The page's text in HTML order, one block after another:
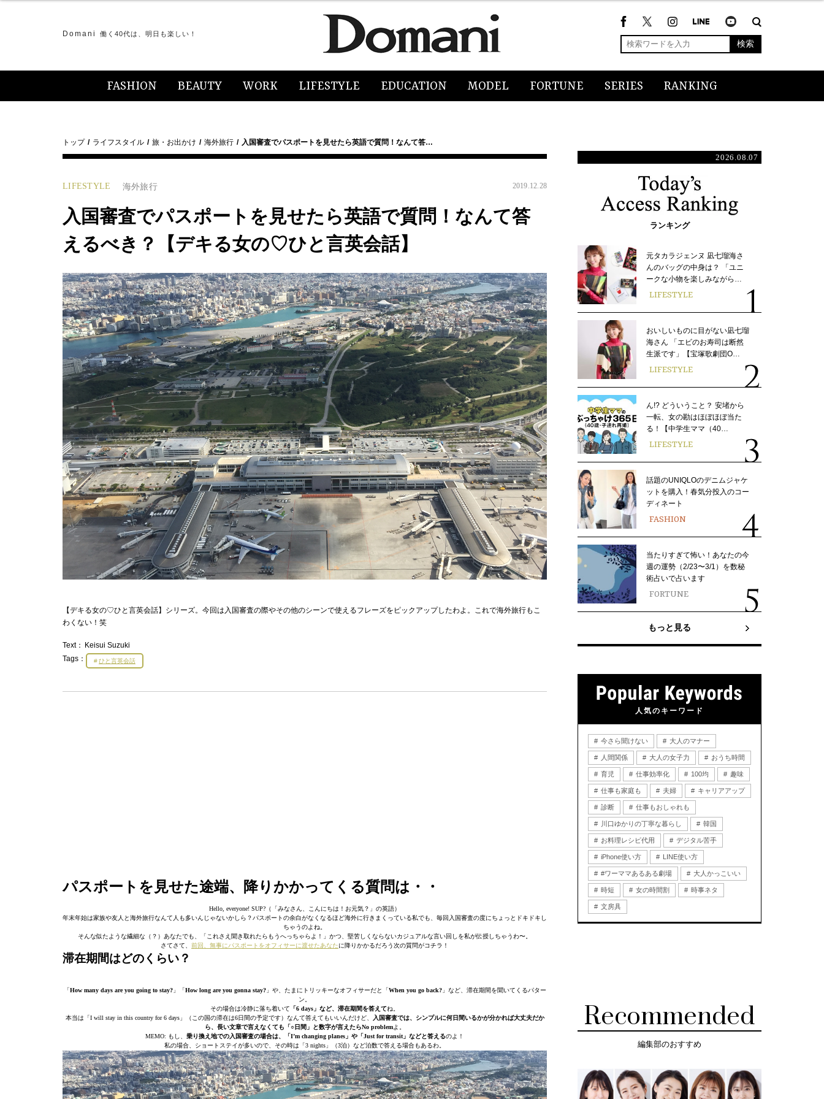
Domani 働く40代は、明日も楽しい！
検索
FASHION BEAUTY WORK LIFESTYLE EDUCATION MODEL FORTUNE SERIES RANKING
トップ ライフスタイル 旅・お出かけ 海外旅行 入国審査でパスポートを見せたら英語で質問！なんて答…
LIFESTYLE 海外旅行 2019.12.28
入国審査でパスポートを見せたら英語で質問！なんて答
えるべき？【デキる女の♡ひと言英会話】
【デキる女の♡ひと言英会話】シリーズ。今回は入国審査の際やその他のシーンで使えるフレーズをピックアップしたわよ。これで海外旅行もこ
わくない！笑
Text：
Keisui Suzuki
Tags：
ひと言英会話
パスポートを見せた途端、降りかかってくる質問は・・
Hello, everyone! SUP?（「みなさん、こんにちは！お元気？」の英語）
年末年始は家族や友人と海外旅行なんて人も多いんじゃないかしら？パスポートの余白がなくなるほど海外に行きまくっている私でも、毎回入国審査の度にちょっとドキドキし
ちゃうのよね。
そんな似たような繊細な（？）あなたでも、「これさえ聞き取れたらもうへっちゃらよ！」かつ、堅苦しくならないカジュアルな言い回しを私が伝授しちゃうわ〜。
さてさて、 前回、無事にパスポートをオフィサーに渡せたあなたに降りかかるだろう次の質問がコチラ！
滞在期間はどのくらい？
「How many days are you going to stay?」「How long are you gonna stay?」や、たまにトリッキーなオフィサーだと「When you go back?」など、滞在期間を聞いてくるパター
ン。
その場合は冷静に落ち着いて 「6 days」など、滞在期間を答えてね。
本当は「I will stay in this country for 6 days」（この国の滞在は6日間の予定です）なんて答えてもいいんだけど、
入国審査では、シンプルに何日間いるかが分かれば大丈夫だか
ら、長い文章で言えなくても「○日間」と数字が言えたらNo problemよ。
MEMO: もし、 乗り換え地での入国審査の場合は、「I’m changing planes」や「Just for transit」などと答えるのよ！
私の場合、ショートステイが多いので、その時は「3 nights」（3泊）など泊数で答える場合もあるわ。
2026.08.07
ランキング
元タカラジェンヌ 凪七瑠海さ
んのバッグの中身は？ 「ユニ
ークな小物を楽しみながら…
LIFESTYLE
おいしいものに目がない凪七瑠
海さん 「エビのお寿司は断然
生派です」【宝塚歌劇団O…
LIFESTYLE
ん!? どういうこと？ 安堵から
一転、女の勘はほぼほぼ当た
る！【中学生ママ（40…
LIFESTYLE
話題のUNIQLOのデニムジャケ
ットを購入！春気分投入のコー
ディネート
FASHION
当たりすぎて怖い！あなたの今
週の運勢（2/23〜3/1）を数秘
術占いで占います
FORTUNE
もっと見る
人気のキーワード
今さら聞けない 大人のマナー
人間関係 大人の女子力 おうち時間
育児 仕事効率化 100均 趣味
仕事も家庭も 夫婦 キャリアアップ
診断 仕事もおしゃれも
川口ゆかりの丁寧な暮らし 韓国
お料理レシピ代用 デジタル苦手
iPhone使い方 LINE使い方
#ワーママあるある劇場 大人かっこいい
時短 女の時間割 時事ネタ
文房具
Recommended
編集部のおすすめ